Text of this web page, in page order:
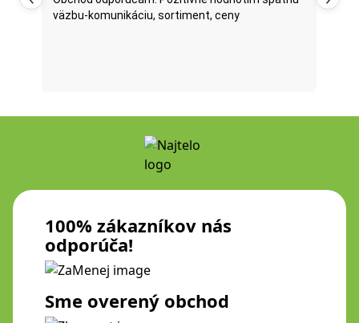
väzbu-komunikáciu, sortiment, ceny
100% zákazníkov nás
odporúča!
Sme overený obchod